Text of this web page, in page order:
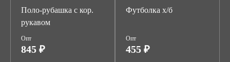
Поло-рубашка с кор.
рукавом
Опт
845 ₽
Футболка х/б
Опт
455 ₽